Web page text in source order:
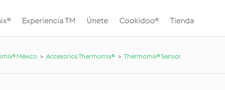
Experiencia TM Únete Cookidoo® Tienda
México Accesorios Thermomix® Thermomix® Sensor